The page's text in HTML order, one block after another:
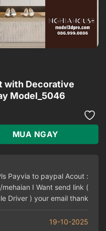
with Decorative
Model_5046
MUA NGAY
Payvia to paypal Acout :
I Want send link (
Driver ) your email thank
19-10-2025